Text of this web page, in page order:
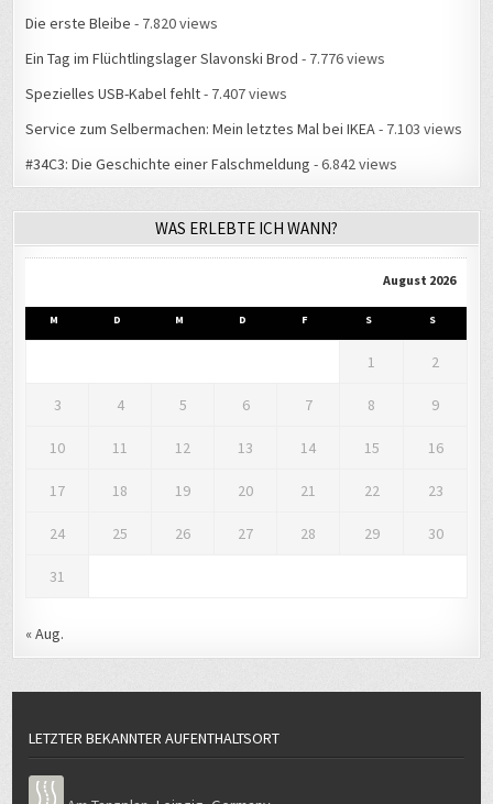
Die erste Bleibe - 7.820 views
Ein Tag im Flüchtlingslager Slavonski Brod - 7.776 views
Spezielles USB-Kabel fehlt- 7.407 views
Service zum Selbermachen: Mein letztes Mal bei IKEA- 7.103 views
#34C3: Die Geschichte einer Falschmeldung - 6.842 views
WAS ERLEBTE ICH WANN?
August 2026
M D M D F S S
1 2
3 4 5 6 7 8 9
10 11 12 13 14 15 16
17 18 19 20 21 22 23
24 25 26 27 28 29 30
31
« Aug.
LETZTER BEKANNTER AUFENTHALTSORT